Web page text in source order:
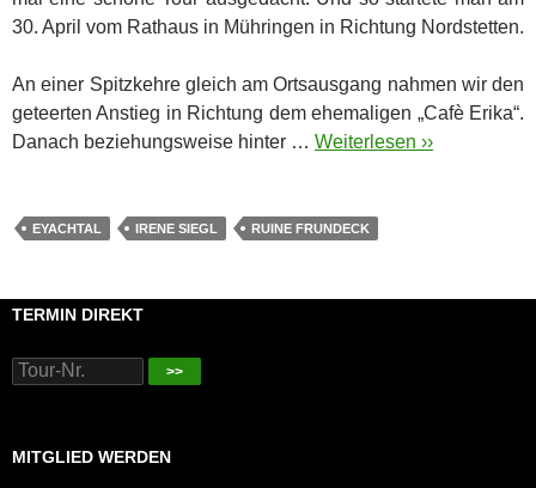
30. April vom Rathaus in Mühringen in Richtung Nordstetten.
An einer Spitzkehre gleich am Ortsausgang nahmen wir den
geteerten Anstieg in Richtung dem ehemaligen „Cafè Erika“.
Danach beziehungsweise hinter … Weiterlesen ››
EYACHTAL IRENE SIEGL RUINE FRUNDECK
TERMIN DIREKT
>>
MITGLIED WERDEN